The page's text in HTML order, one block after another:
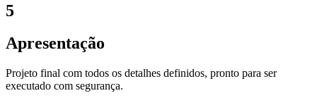
5
Apresentação
Projeto final com todos os detalhes definidos, pronto para ser
executado com segurança.